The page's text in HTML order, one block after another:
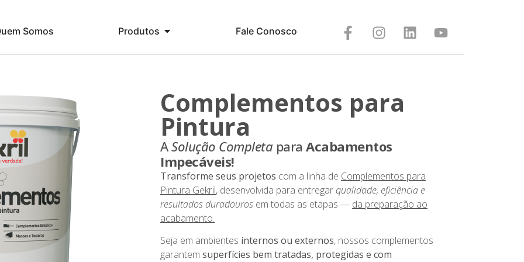
Somos Produtos Fale Conosco
Complementos para
Pintura
ASolução Completa para Acabamentos
Impecáveis!
Transforme seus projetos com a linha de Complementos para
Pintura Gekril, desenvolvida para entregarqualidade, eficiência e
resultados duradouros em todas as etapas — da preparação ao
acabamento.
Seja em ambientes internos ou externos, nossos complementos
garantem superfícies bem tratadas, protegidas e com